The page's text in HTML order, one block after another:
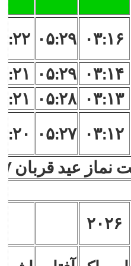
۰۳:۱۶ ۰۵:۲۹
۰۳:۱۴ ۰۵:۲۹
۰۳:۱۳ ۰۵:۲۸
۰۳:۱۲ ۰۵:۲۷
عید قربان ۲۷ می (مه) ۲۰۲۶ چهارشنبه:
۲۰۲۶